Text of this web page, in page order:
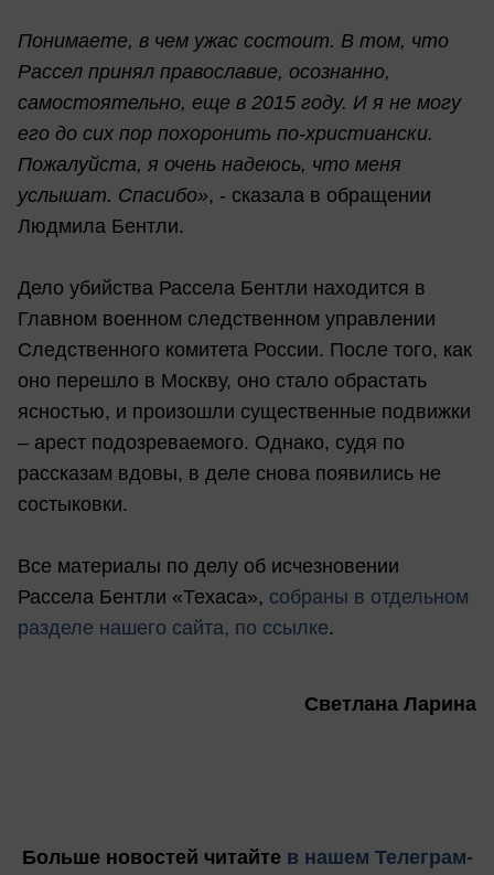
Понимаете, в чем ужас состоит. В том, что
Рассел принял православие, осознанно,
самостоятельно, еще в 2015 году. И я не могу
его до сих пор похоронить по-христиански.
Пожалуйста, я очень надеюсь, что меня
услышат. Спасибо», - сказала в обращении
Людмила Бентли.
Дело убийства Рассела Бентли находится в
Главном военном следственном управлении
Следственного комитета России. После того, как
оно перешло в Москву, оно стало обрастать
ясностью, и произошли существенные подвижки
– арест подозреваемого. Однако, судя по
рассказам вдовы, в деле снова появились не
состыковки.
Все материалы по делу об исчезновении
Рассела Бентли «Техаса», собраны в отдельном
разделе нашего сайта, по ссылке.
Светлана Ларина
Больше новостей читайте в нашем Телеграм-